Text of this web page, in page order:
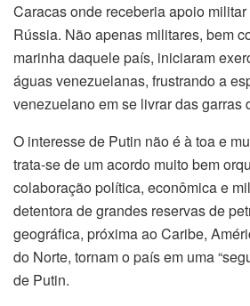
Caracas onde receberia apoio
Rússia. Não apenas militares, bem
marinha daquele país, iniciaram
águas venezuelanas, frustrando a
venezuelano em se livrar das garras
O interesse de Putin não é à toa e
trata-se de um acordo muito bem
colaboração política, econômica e
detentora de grandes reservas de
geográfica, próxima ao Caribe,
do Norte, tornam o país em uma
de Putin.